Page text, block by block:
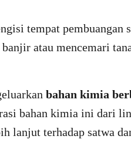
tempat pembuangan
atau mencemari
bahan kimia
bahan kimia ini dari
lanjut terhadap satwa